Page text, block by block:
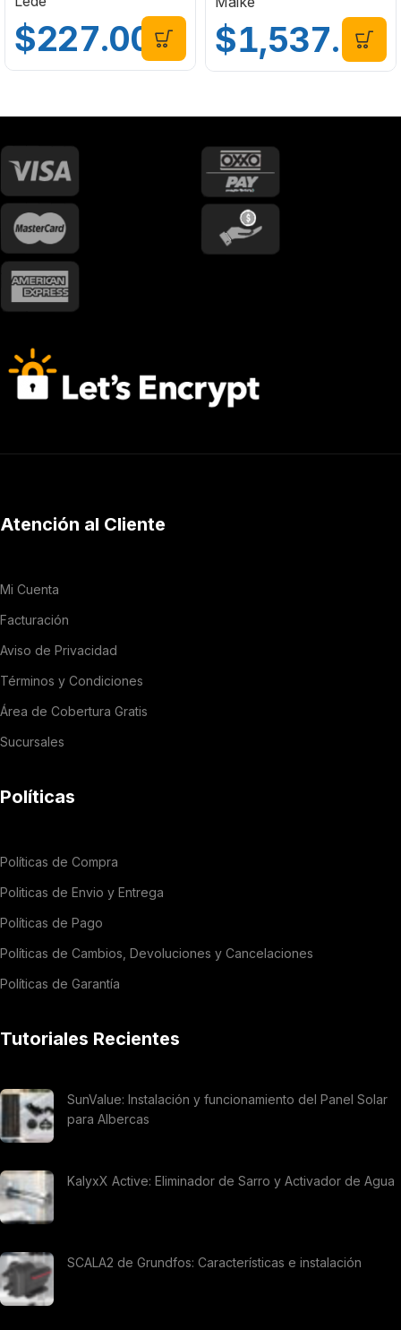
$227.00
2280
$1,537.00
Atención al Cliente
Mi Cuenta
Facturación
Aviso de Privacidad
Términos y Condiciones
Área de Cobertura Gratis
Sucursales
Políticas
Políticas de Compra
Politicas de Envio y Entrega
Políticas de Pago
Políticas de Cambios, Devoluciones y Cancelaciones
Políticas de Garantía
Tutoriales Recientes
SunValue: Instalación y funcionamiento del Panel Solar
para Albercas
KalyxX Active: Eliminador de Sarro y Activador de Agua
SCALA2 de Grundfos: Características e instalación